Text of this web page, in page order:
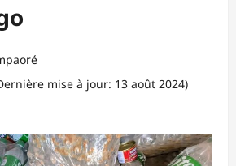
mise à jour: 13 août 2024)